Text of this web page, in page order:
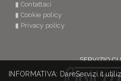
▮ Contattaci
▮ Cookie policy
▮ Privacy policy
SERVIZIO
INFORMATIVA: DareServizi.it